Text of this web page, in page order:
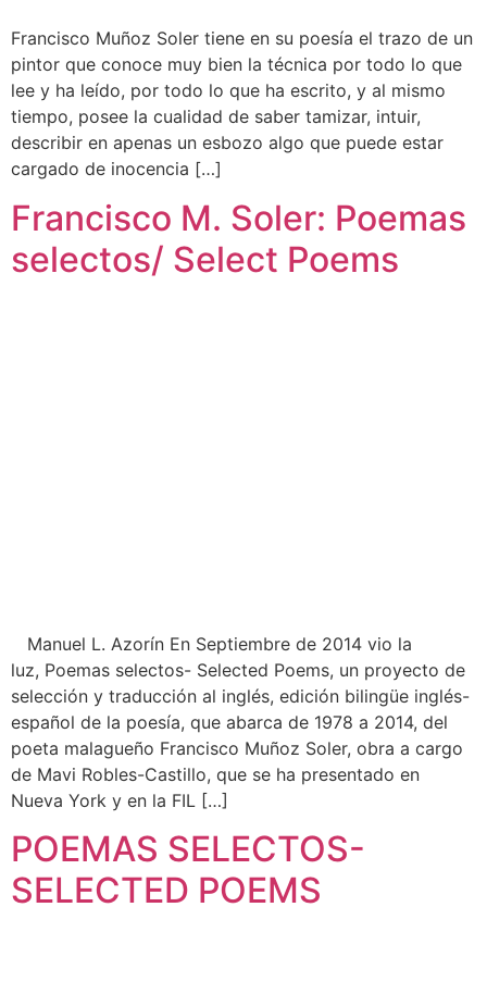
Francisco Muñoz Soler tiene en su poesía el trazo de un
pintor que conoce muy bien la técnica por todo lo que
lee y ha leído, por todo lo que ha escrito, y al mismo
tiempo, posee la cualidad de saber tamizar, intuir,
describir en apenas un esbozo algo que puede estar
cargado de inocencia […]
Francisco M. Soler: Poemas
selectos/ Select Poems
Manuel L. Azorín En Septiembre de 2014 vio la
luz, Poemas selectos- Selected Poems, un proyecto de
selección y traducción al inglés, edición bilingüe inglés-
español de la poesía, que abarca de 1978 a 2014, del
poeta malagueño Francisco Muñoz Soler, obra a cargo
de Mavi Robles-Castillo, que se ha presentado en
Nueva York y en la FIL […]
POEMAS SELECTOS-
SELECTED POEMS